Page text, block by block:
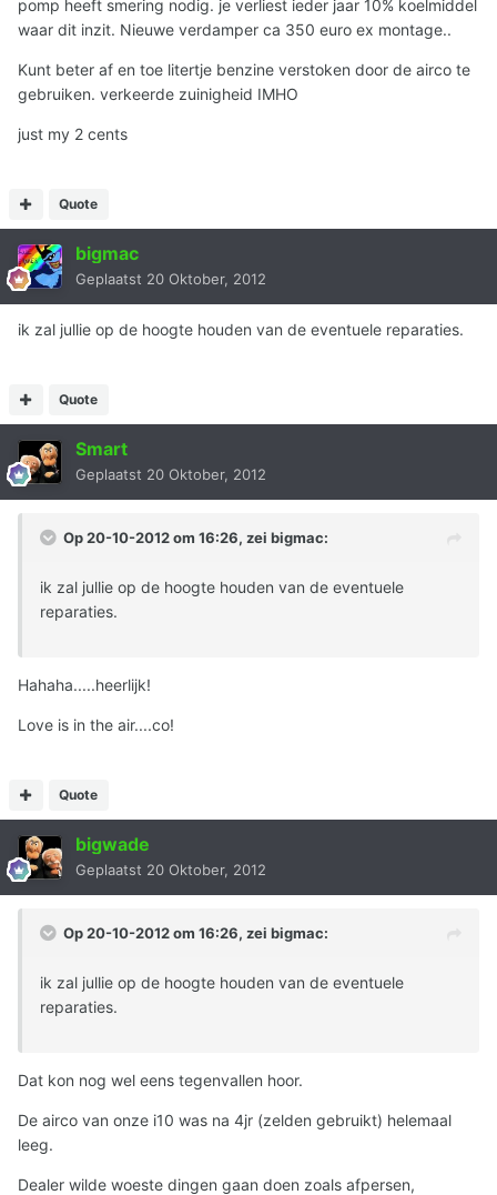
pomp heeft smering nodig. je verliest ieder jaar 10% koelmiddel
waar dit inzit. Nieuwe verdamper ca 350 euro ex montage..
Kunt beter af en toe litertje benzine verstoken door de airco te
gebruiken. verkeerde zuinigheid IMHO
just my 2 cents
Quote
bigmac
Geplaatst 20 Oktober, 2012
ik zal jullie op de hoogte houden van de eventuele reparaties.
Quote
Smart
Geplaatst 20 Oktober, 2012
Op 20-10-2012 om 16:26, zei bigmac:
ik zal jullie op de hoogte houden van de eventuele
reparaties.
Hahaha.....heerlijk!
Love is in the air....co!
Quote
bigwade
Geplaatst 20 Oktober, 2012
Op 20-10-2012 om 16:26, zei bigmac:
ik zal jullie op de hoogte houden van de eventuele
reparaties.
Dat kon nog wel eens tegenvallen hoor.
De airco van onze i10 was na 4jr (zelden gebruikt) helemaal
leeg.
Dealer wilde woeste dingen gaan doen zoals afpersen,